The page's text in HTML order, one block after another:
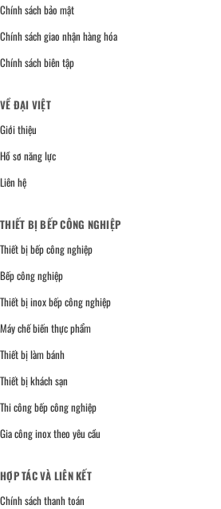
Chính sách bảo mật
Chính sách giao nhận hàng hóa
Chính sách biên tập
VỀ ĐẠI VIỆT
Giới thiệu
Hồ sơ năng lực
Liên hệ
THIẾT BỊ BẾP CÔNG NGHIỆP
Thiết bị bếp công nghiệp
Bếp công nghiệp
Thiết bị inox bếp công nghiệp
Máy chế biến thực phẩm
Thiết bị làm bánh
Thiết bị khách sạn
Thi công bếp công nghiệp
Gia công inox theo yêu cầu
HỢP TÁC VÀ LIÊN KẾT
Chính sách thanh toán